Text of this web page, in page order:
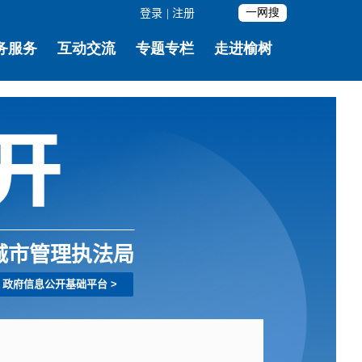
登录 注册
市管理执法局
政府信息公开基础平台>